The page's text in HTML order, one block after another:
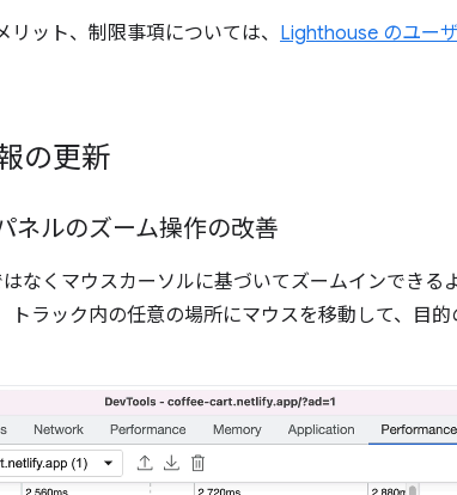
ット、制限事項については、 Lighthouse のユー
の更新
ネルのズーム操作の改善
なくマウスカーソルに基づいてズームインできる
トラック内の任意の場所にマウスを移動して、目